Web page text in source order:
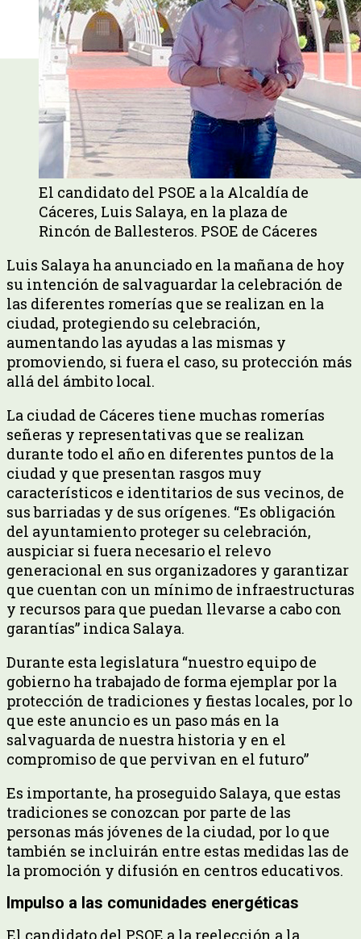
El candidato del PSOE a la Alcaldía de
Cáceres, Luis Salaya, en la plaza de
Rincón de Ballesteros. PSOE de Cáceres
Luis Salaya ha anunciado en la mañana de hoy
su intención de salvaguardar la celebración de
las diferentes romerías que se realizan en la
ciudad, protegiendo su celebración,
aumentando las ayudas a las mismas y
promoviendo, si fuera el caso, su protección más
allá del ámbito local.
La ciudad de Cáceres tiene muchas romerías
señeras y representativas que se realizan
durante todo el año en diferentes puntos de la
ciudad y que presentan rasgos muy
característicos e identitarios de sus vecinos, de
sus barriadas y de sus orígenes. “Es obligación
del ayuntamiento proteger su celebración,
auspiciar si fuera necesario el relevo
generacional en sus organizadores y garantizar
que cuentan con un mínimo de infraestructuras
y recursos para que puedan llevarse a cabo con
garantías” indica Salaya.
Durante esta legislatura “nuestro equipo de
gobierno ha trabajado de forma ejemplar por la
protección de tradiciones y fiestas locales, por lo
que este anuncio es un paso más en la
salvaguarda de nuestra historia y en el
compromiso de que pervivan en el futuro”
Es importante, ha proseguido Salaya, que estas
tradiciones se conozcan por parte de las
personas más jóvenes de la ciudad, por lo que
también se incluirán entre estas medidas las de
la promoción y difusión en centros educativos.
Impulso a las comunidades energéticas
El candidato del PSOE a la reelección a la